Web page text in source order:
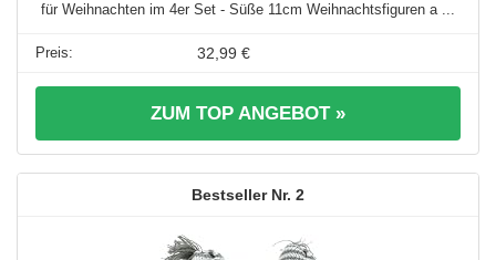
für Weihnachten im 4er Set - Süße 11cm Weihnachtsfiguren a ...
32,99 €
ZUM TOP ANGEBOT »
2